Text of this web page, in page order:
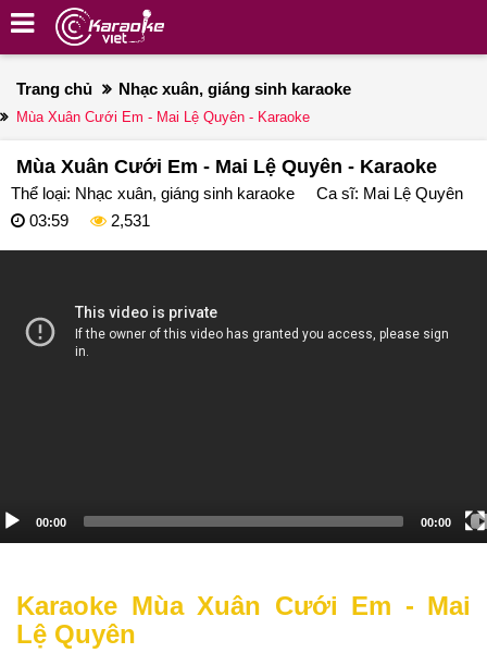
Trang chủ Nhạc xuân, giáng sinh karaoke
Mùa Xuân Cưới Em - Mai Lệ Quyên - Karaoke
Mùa Xuân Cưới Em - Mai Lệ Quyên - Karaoke
Thể loại: Nhạc xuân, giáng sinh karaoke Ca sĩ: Mai Lệ Quyên
03:59
2,531
00:00 00:00
Karaoke Mùa Xuân Cưới Em - Mai
Lệ Quyên